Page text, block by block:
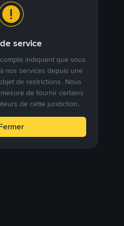
service
indiquent que vous
nos services depuis une
de restrictions. Nous
de fournir certains
de cette juridiction.